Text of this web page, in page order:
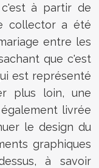
à partir de
collector a été
entre les
que c'est
est représenté
plus loin, une
livrée
le design du
graphiques
à savoir